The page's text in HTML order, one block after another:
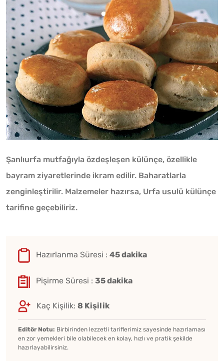
Şanlıurfa mutfağıyla özdeşleşen külünçe, özellikle
bayram ziyaretlerinde ikram edilir. Baharatlarla
zenginleştirilir. Malzemeler hazırsa, Urfa usulü külünçe
tarifine geçebiliriz.
Hazırlanma Süresi : 45 dakika
Pişirme Süresi : 35 dakika
Kaç Kişilik: 8 Kişilik
Editör Notu: Birbirinden lezzetli tariflerimiz sayesinde hazırlaması
en zor yemekleri bile olabilecek en kolay, hızlı ve pratik şekilde
hazırlayabilirsiniz.